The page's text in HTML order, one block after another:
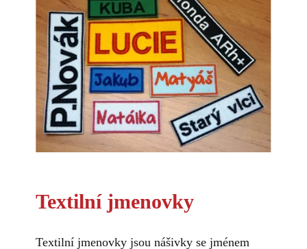
Textilní jmenovky
Textilní jmenovky jsou nášivky se jménem